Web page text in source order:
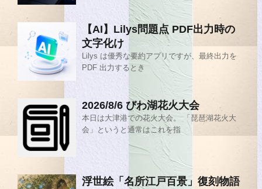
【AI】Lilys問題点 PDF出力時の
文字化け
Lilys は優秀な要約アプリですが、最終出力を
PDF 出力するとき
2026/8/6 びわ湖花火大会
本日は大津港での花火大会。 「琵琶湖花火大
会」というと通常はこれを指
浮世絵「名所江戸百景」復刻物語